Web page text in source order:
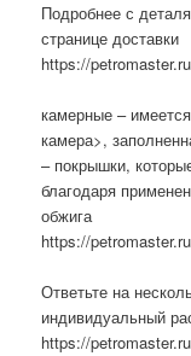
Подробнее с
странице доставки
https://
камерные –
камера>,
– покрышки,
благодаря
обжига
https://
Ответьте на
индивидуальный
https://